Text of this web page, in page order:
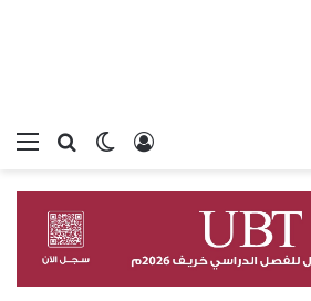
بحثالوضع
تسجيل الدخول